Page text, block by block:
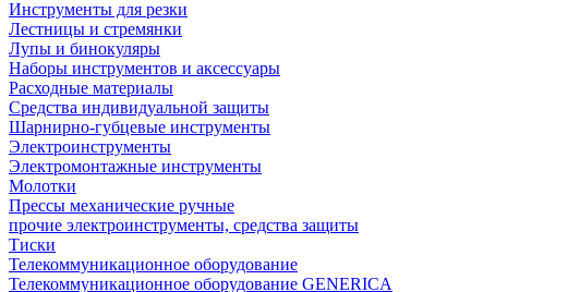
Инструменты для резки
Лестницы и стремянки
Лупы и бинокуляры
Наборы инструментов и аксессуары
Расходные материалы
Средства индивидуальной защиты
Шарнирно-губцевые инструменты
Электроинструменты
Электромонтажные инструменты
Молотки
Прессы механические ручные
прочие электроинструменты, средства защиты
Тиски
Телекоммуникационное оборудование
Телекоммуникационное оборудование GENERICA